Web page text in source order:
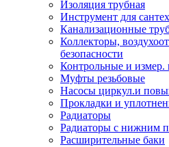
Изоляция трубная
Инструмент для
Канализационные
Коллекторы,
безопасности
Контрольные и
Муфты резьбовые
Насосы циркул.и
Прокладки и
Радиаторы
Радиаторы с нижним
Расширительные баки